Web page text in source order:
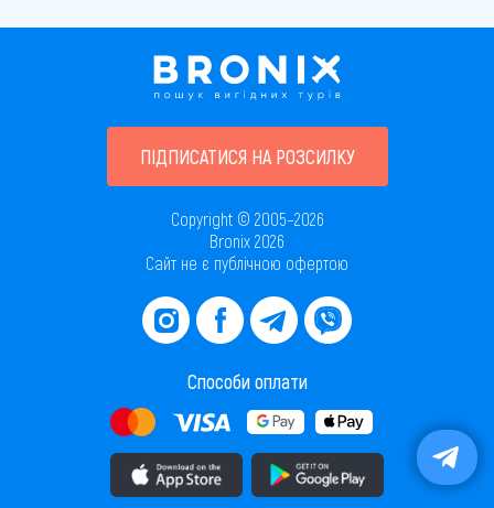
ПІДПИСАТИСЯ НА РОЗСИЛКУ
Copyright © 2005–2026
Bronix 2026
Сайт не є публічною офертою
Способи оплати
Завантажити додаток в AppStore Завантажити додаток в PlayMarket